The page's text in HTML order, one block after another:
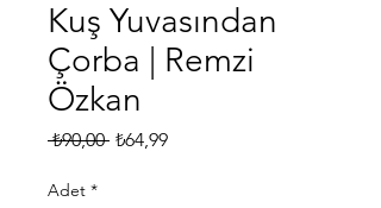
Kuş Yuvasından
Çorba | Remzi
Özkan
₺90,00 Normal
₺64,99İndirimli
Adet *